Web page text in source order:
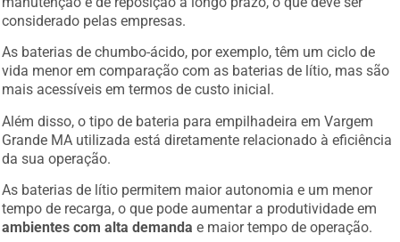
considerado pelas empresas.
As baterias de chumbo-ácido, por exemplo, têm um ciclo de
vida menor em comparação com as baterias de lítio, mas são
mais acessíveis em termos de custo inicial.
Além disso, o tipo de bateria para empilhadeira em Vargem
Grande MA utilizada está diretamente relacionado à eficiência
da sua operação.
As baterias de lítio permitem maior autonomia e um menor
tempo de recarga, o que pode aumentar a produtividade em
ambientes com alta demanda e maior tempo de operação.